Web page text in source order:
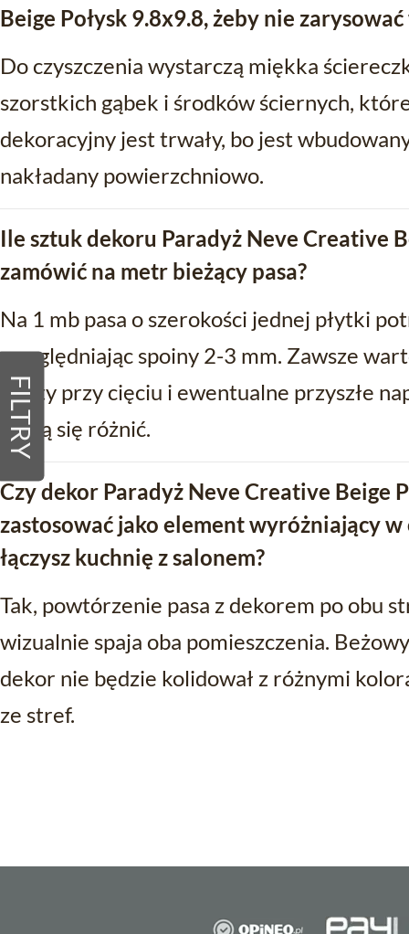
FILTRY
Beige Połysk 9.8x9.8, żeby nie
Do czyszczenia wystarczą miękka
szorstkich gąbek i środków ściernych,
dekoracyjny jest trwały, bo jest
nakładany powierzchniowo.
Ile sztuk dekoru Paradyż Neve Creative
zamówić na metr bieżący pasa?
Na 1 mb pasa o szerokości jednej płytki
uwzględniając spoiny 2-3 mm. Zawsze
straty przy cięciu i ewentualne przyszłe
mogą się różnić.
Czy dekor Paradyż Neve Creative Beige
zastosować jako element wyróżniający
łączysz kuchnię z salonem?
Tak, powtórzenie pasa z dekorem po obu
wizualnie spaja oba pomieszczenia.
dekor nie będzie kolidował z różnymi
ze stref.